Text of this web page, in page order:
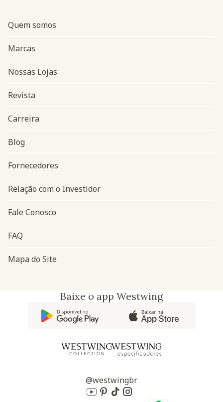
Navegação do rodapé
Quem somos
Marcas
Nossas Lojas
Revista
Carreira
Blog
Fornecedores
Relação com o Investidor
Fale Conosco
FAQ
Mapa do Site
Baixe o app Westwing
@westwingbr